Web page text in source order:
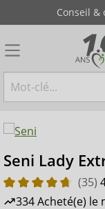
Conseil &
Seni Lady
(35)
334 Acheté(e) le